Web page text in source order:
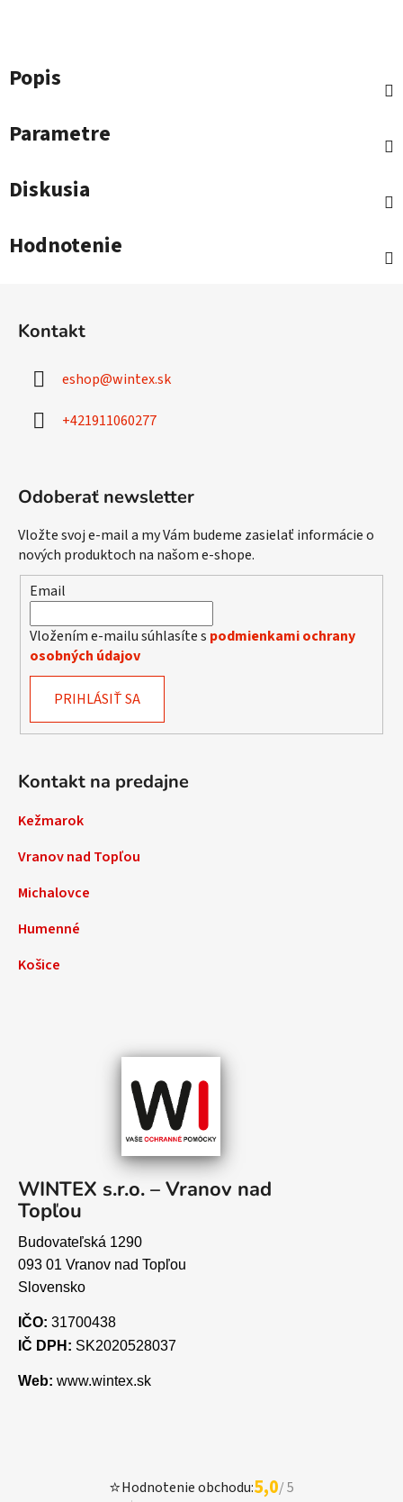
Popis
Parametre
Diskusia
Hodnotenie
Kontakt
eshop@wintex.sk
+421911060277
Odoberať newsletter
Vložte svoj e-mail a my Vám budeme zasielať informácie o
nových produktoch na našom e-shope.
Email
Vložením e-mailu súhlasíte s podmienkami ochrany
osobných údajov
PRIHLÁSIŤ SA
Kontakt na predajne
Kežmarok
Vranov nad Topľou
Michalovce
Humenné
Košice
WINTEX s.r.o. – Vranov nad
Topľou
Budovateľská 1290
093 01 Vranov nad Topľou
Slovensko
IČO: 31700438
IČ DPH: SK2020528037
Web: www.wintex.sk
⭐Hodnotenie obchodu:5,0/ 5